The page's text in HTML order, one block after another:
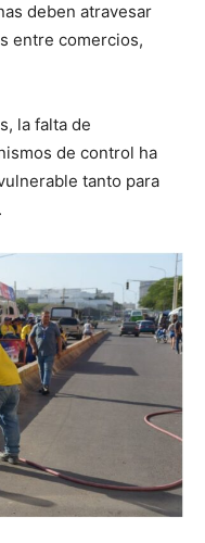
deben atravesar
entre comercios,
la falta de
de control ha
tanto para